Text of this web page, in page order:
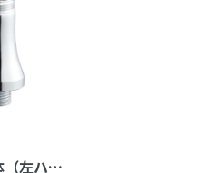
厨房用立形自在水栓本体（左ハンドル）［共用形］